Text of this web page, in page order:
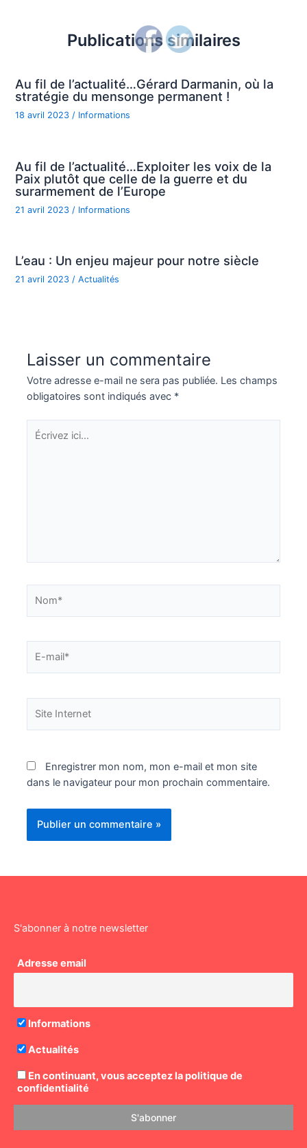
Publications similaires
Au fil de l’actualité…Gérard Darmanin, où la
stratégie du mensonge permanent !
18 avril 2023/ Informations
Au fil de l’actualité…Exploiter les voix de la
Paix plutôt que celle de la guerre et du
surarmement de l’Europe
21 avril 2023 / Informations
L’eau : Un enjeu majeur pour notre siècle
21 avril 2023 /Actualités
Laisser un commentaire
Votre adresse e-mail ne sera pas publiée. Les champs
obligatoires sont indiqués avec *
Écrivez
ici…
mail*
Internet
Enregistrer mon nom, mon e-mail et mon site
dans le navigateur pour mon prochain commentaire.
S'abonner à notre newsletter
Adresse email
Informations
Actualités
En continuant, vous acceptez la politique de
confidentialité